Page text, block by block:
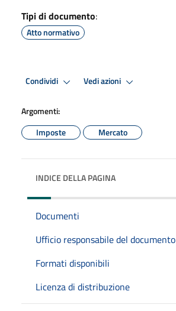
Tipi di documento:
Atto normativo
Condividi Vedi azioni
Argomenti:
Imposte
Mercato
INDICE DELLA PAGINA
Documenti
Ufficio responsabile del documento
Formati disponibili
Licenza di distribuzione